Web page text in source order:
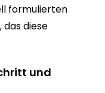
formulierten
diese
und